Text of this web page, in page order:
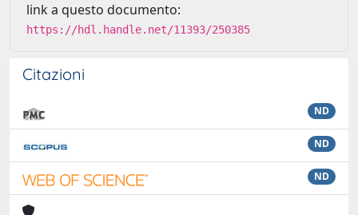
link a questo documento:
https://hdl.handle.net/11393/250385
Citazioni
ND
ND
ND